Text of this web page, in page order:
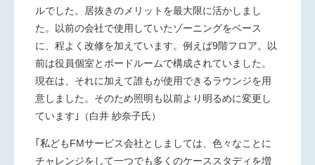
ルでした。居抜きのメリットを最大限に活かしまし
た。以前の会社で使用していたゾーニングをベース
に、程よく改修を加えています。例えば9階フロア。以
前は役員個室とボードルームで構成されていました。
現在は、それに加えて誰もが使用できるラウンジを用
意しました。そのため照明も以前より明るめに変更し
ています｣（白井 紗奈子氏）
｢私どもFMサービス会社としましては、色々なことに
チャレンジをして一つでも多くのケーススタディを増